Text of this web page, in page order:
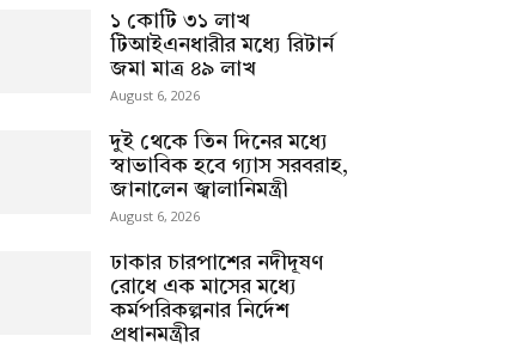
১ কোটি ৩১ লাখ
টিআইএনধারীর মধ্যে রিটার্ন
জমা মাত্র ৪৯ লাখ
August 6, 2026
দুই থেকে তিন দিনের মধ্যে
স্বাভাবিক হবে গ্যাস সরবরাহ,
জানালেন জ্বালানিমন্ত্রী
August 6, 2026
ঢাকার চারপাশের নদীদূষণ
রোধে এক মাসের মধ্যে
কর্মপরিকল্পনার নির্দেশ
প্রধানমন্ত্রীর